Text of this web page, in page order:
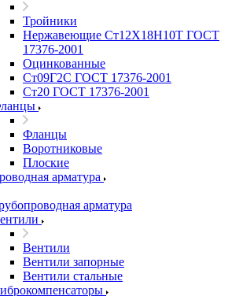
Тройники
Нержавеющие Ст12Х18Н10Т ГОСТ
17376-2001
Оцинкованные
Ст09Г2С ГОСТ 17376-2001
Ст20 ГОСТ 17376-2001
Фланцы
Воротниковые
Плоские
арматура
арматура
Вентили
Вентили запорные
Вентили стальные